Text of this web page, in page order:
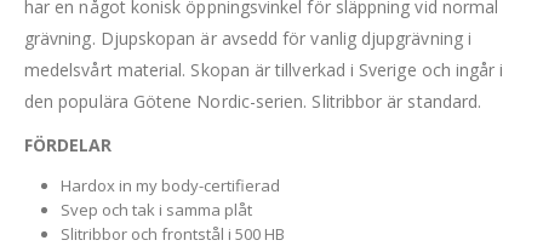
har en något konisk öppningsvinkel för släppning vid normal
grävning. Djupskopan är avsedd för vanlig djupgrävning i
medelsvårt material. Skopan är tillverkad i Sverige och ingår i
den populära Götene Nordic-serien. Slitribbor är standard.
FÖRDELAR
Hardox in my body-certifierad
Svep och tak i samma plåt
Slitribbor och frontstål i 500 HB